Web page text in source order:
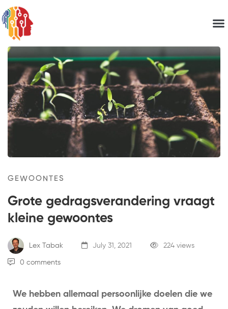
GEWOONTES
Grote gedragsverandering vraagt
kleine gewoontes
Lex Tabak July 31, 2021 224 views
0 comments
We hebben allemaal persoonlijke doelen die we